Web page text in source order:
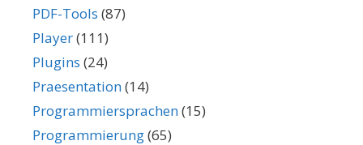
PDF-Tools (87)
Player(111)
Plugins (24)
Praesentation(14)
Programmiersprachen(15)
Programmierung(65)